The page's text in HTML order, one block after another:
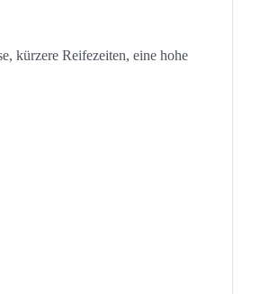
kürzere Reifezeiten, eine hohe